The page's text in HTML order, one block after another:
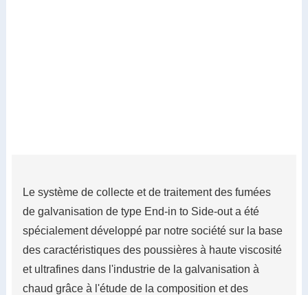
Le système de collecte et de traitement des fumées
de galvanisation de type End-in to Side-out a été
spécialement développé par notre société sur la base
des caractéristiques des poussières à haute viscosité
et ultrafines dans l'industrie de la galvanisation à
chaud grâce à l'étude de la composition et des